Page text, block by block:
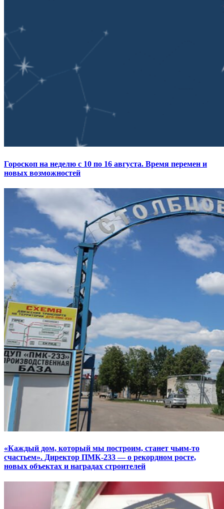
Гороскоп на неделю с 10 по 16 августа. Время перемен и
новых возможностей
«Каждый дом, который мы построим, станет чьим-то
счастьем». Директор ПМК-233 — о рекордном росте,
новых объектах и наградах строителей